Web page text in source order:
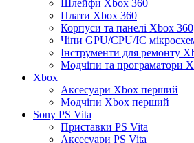
Шлейфи Xbox 360
Плати Xbox 360
Корпуси та панелі Xbox 360
Чіпи GPU/CPU/IC
Інструменти для ремонту
Модчіпи та програматори
Xbox
Аксесуари Xbox перший
Модчіпи Xbox перший
Sony PS Vita
Приставки PS Vita
Аксесуари PS Vita